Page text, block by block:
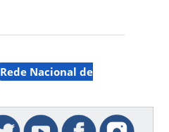
Rede Nacional de